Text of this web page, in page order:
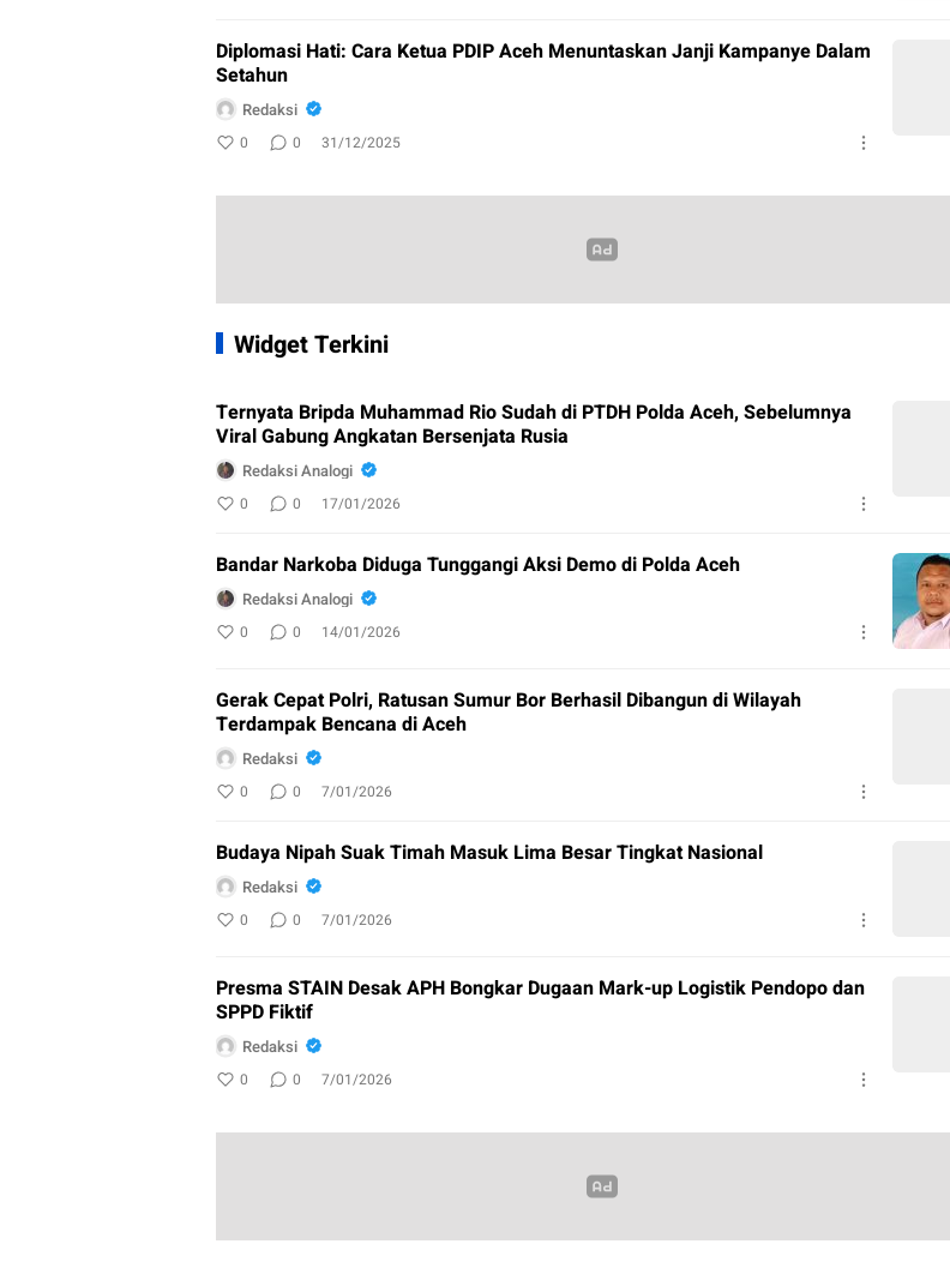
Diplomasi Hati: Cara Ketua PDIP Aceh Menuntaskan Janji Kampanye Dalam
Setahun
Redaksi
0 0 31/12/2025
Widget Terkini
Ternyata Bripda Muhammad Rio Sudah di PTDH Polda Aceh, Sebelumnya
Viral Gabung Angkatan Bersenjata Rusia
Redaksi Analogi
0 0 17/01/2026
Bandar Narkoba Diduga Tunggangi Aksi Demo di Polda Aceh
Redaksi Analogi
0 0 14/01/2026
Gerak Cepat Polri, Ratusan Sumur Bor Berhasil Dibangun di Wilayah
Terdampak Bencana di Aceh
Redaksi
0 0 7/01/2026
Budaya Nipah Suak Timah Masuk Lima Besar Tingkat Nasional
Redaksi
0 0 7/01/2026
Presma STAIN Desak APH Bongkar Dugaan Mark-up Logistik Pendopo dan
SPPD Fiktif
Redaksi
0 0 7/01/2026